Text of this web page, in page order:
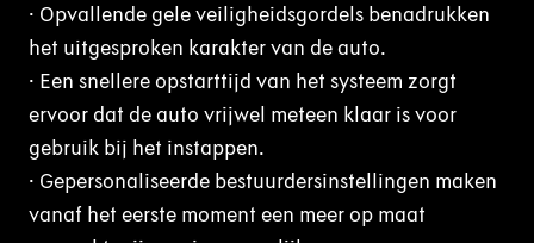
· Opvallende gele veiligheidsgordels benadrukken
het uitgesproken karakter van de auto.
· Een snellere opstarttijd van het systeem zorgt
ervoor dat de auto vrijwel meteen klaar is voor
gebruik bij het instappen.
· Gepersonaliseerde bestuurdersinstellingen maken
vanaf het eerste moment een meer op maat